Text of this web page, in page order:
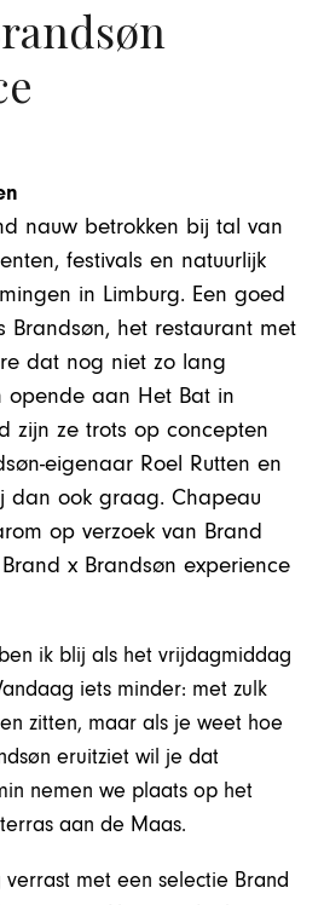
nauw betrokken bij tal van
festivals en natuurlijk
in Limburg. Een goed
Brandsøn, het restaurant met
dat nog niet zo lang
opende aan Het Bat in
zijn ze trots op concepten
eigenaar Roel Rutten en
dan ook graag. Chapeau
op verzoek van Brand
x Brandsøn experience
ik blij als het vrijdagmiddag
iets minder: met zulk
zitten, maar als je weet hoe
eruitziet wil je dat
nemen we plaats op het
aan de Maas.
met een selectie Brand